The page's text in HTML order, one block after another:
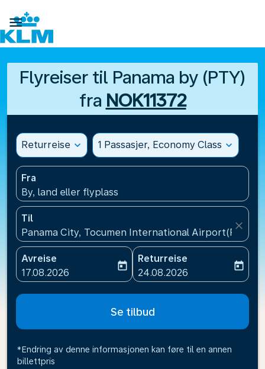

Flyreiser til Panama by (PTY)
fra NOK11372
Returreise expand_more 1 Passasjer, Economy Class expand_more
Fra
By, land eller flyplass
Til
Panama City, Tocumen International Airport(PTY),
close
Avreise
fc-booking-departure-date-aria-label
17.08.2026
today
Returreise
fc-booking-return-date-
24.08.2026
today
Se tilbud
*Endring av denne informasjonen kan føre til en annen
billettpris